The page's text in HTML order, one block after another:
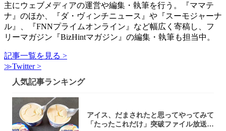
主にウェブメディアの運営や編集・執筆を行う。『ママテ
ナ』のほか、『ダ・ヴィンチニュース』や『スーモジャーナ
ル』、『FNNプライムオンライン』など幅広く寄稿し、フ
リーマガジン『BizHintマガジン』の編集・執筆も担当中。
記事一覧を見る >
≫Twitter >
人気記事ランキング
アイス、だまされたと思ってやってみて
「たったこれだけ」突破ファイル放送で